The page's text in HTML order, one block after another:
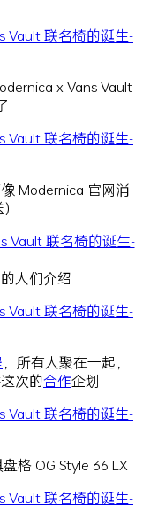
x Vans Vault
Modernica 官网消
人们介绍
，所有人聚在一起，
次的合作企划
格 OG Style 36 LX